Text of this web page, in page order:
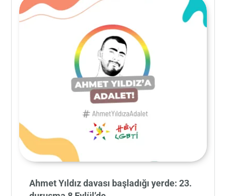
Ahmet Yıldız davası başladığı yerde: 23.